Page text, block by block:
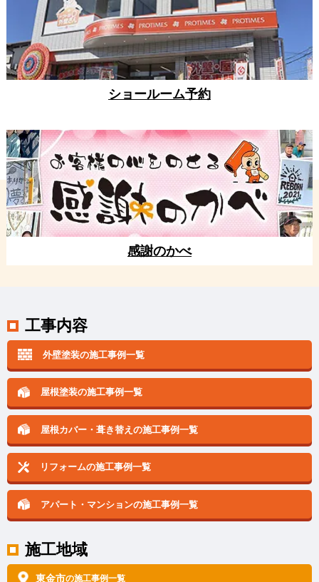
ショールーム予約
感謝のかべ
工事内容
外壁塗装の施工事例一覧
屋根塗装の施工事例一覧
屋根カバー・葺き替えの施工事例一覧
リフォームの施工事例一覧
アパート・マンションの施工事例一覧
施工地域
東金市の施工事例一覧